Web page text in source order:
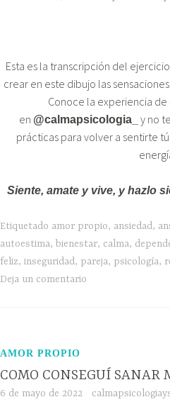
Esta es la transcripción del
crear en este dibujo las
Conoce la experiencia de
en @calmapsicologia_
y no
prácticas para volver a sentirte
Siente, amate y vive, y hazlo
Etiquetado amor propio, ansiedad,
autoestima, bienestar, calma,
feliz, inseguridad, pareja, psicología,
Deja un comentario
AMOR PROPIO
COMO CONSEGUÍ SANAR
6 de mayo de 2022